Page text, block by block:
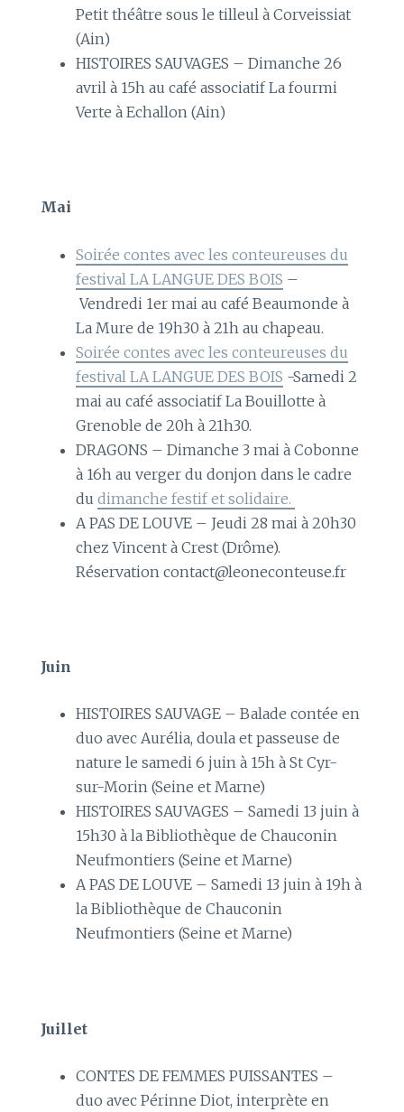
Petit théâtre sous le tilleul à Corveissiat
(Ain)
HISTOIRES SAUVAGES – Dimanche 26
avril à 15h au café associatif La fourmi
Verte à Echallon (Ain)
Mai
Soirée contes avec les conteureuses du
festival LA LANGUE DES BOIS –
Vendredi 1er mai au café Beaumonde à
La Mure de 19h30 à 21h au chapeau.
Soirée contes avec les conteureuses du
festival LA LANGUE DES BOIS -Samedi 2
mai au café associatif La Bouillotte à
Grenoble de 20h à 21h30.
DRAGONS – Dimanche 3 mai à Cobonne
à 16h au verger du donjon dans le cadre
du dimanche festif et solidaire.
A PAS DE LOUVE – Jeudi 28 mai à 20h30
chez Vincent à Crest (Drôme).
Réservation contact@leoneconteuse.fr
Juin
HISTOIRES SAUVAGE – Balade contée en
duo avec Aurélia, doula et passeuse de
nature le samedi 6 juin à 15h à St Cyr-
sur-Morin (Seine et Marne)
HISTOIRES SAUVAGES – Samedi 13 juin à
15h30 à la Bibliothèque de Chauconin
Neufmontiers (Seine et Marne)
A PAS DE LOUVE – Samedi 13 juin à 19h à
la Bibliothèque de Chauconin
Neufmontiers (Seine et Marne)
Juillet
CONTES DE FEMMES PUISSANTES –
duo avec Périnne Diot, interprète en